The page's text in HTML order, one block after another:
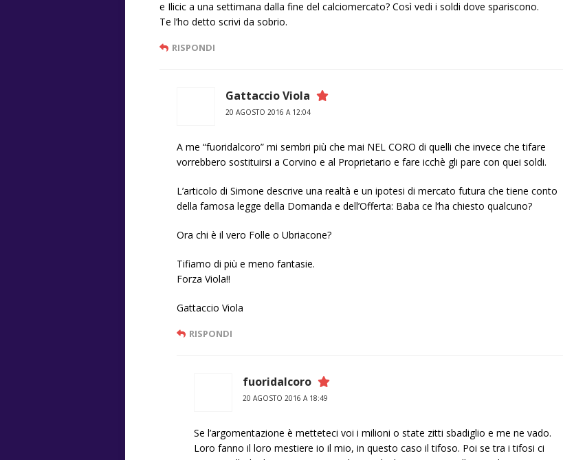
e Ilicic a una settimana dalla fine del calciomercato? Così vedi i soldi dove spariscono.
Te l’ho detto scrivi da sobrio.
RISPONDI
Gattaccio Viola
20 AGOSTO 2016 A 12:04
A me “fuoridalcoro” mi sembri più che mai NEL CORO di quelli che invece che tifare
vorrebbero sostituirsi a Corvino e al Proprietario e fare icchè gli pare con quei soldi.
L’articolo di Simone descrive una realtà e un ipotesi di mercato futura che tiene conto
della famosa legge della Domanda e dell’Offerta: Baba ce l’ha chiesto qualcuno?
Ora chi è il vero Folle o Ubriacone?
Tifiamo di più e meno fantasie.
Forza Viola!!
Gattaccio Viola
RISPONDI
fuoridalcoro
20 AGOSTO 2016 A 18:49
Se l’argomentazione è metteteci voi i milioni o state zitti sbadiglio e me ne vado.
Loro fanno il loro mestiere io il mio, in questo caso il tifoso. Poi se tra i tifosi ci